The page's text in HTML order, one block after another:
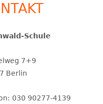
Schule
7+9
Berlin
030 90277-4139